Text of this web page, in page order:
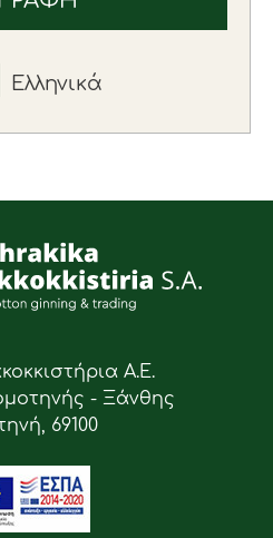
Ελληνικά
Α.Ε.
- Ξάνθης
69100